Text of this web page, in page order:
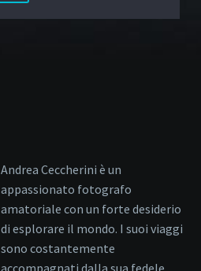
Andrea Ceccherini è un
appassionato fotografo
amatoriale con un forte desiderio
di esplorare il mondo. I suoi viaggi
sono costantemente
accompagnati dalla sua fedele